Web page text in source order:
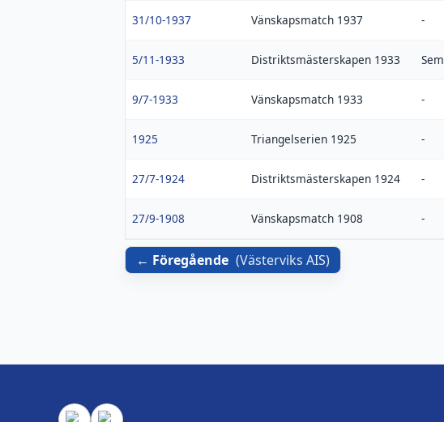
31/10-1937 Vänskapsmatch 1937 -
5/11-1933 Distriktsmästerskapen 1933
9/7-1933 Vänskapsmatch 1933 -
1925 Triangelserien 1925 -
27/7-1924 Distriktsmästerskapen 1924 -
27/9-1908 Vänskapsmatch 1908 -
Föregående (Västerviks AIS)